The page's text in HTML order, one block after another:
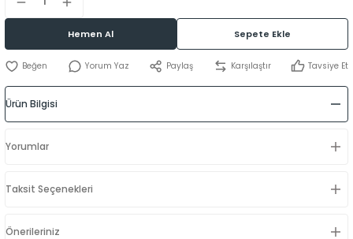
Hemen Al Sepete Ekle
Yorum Yaz Paylaş Karşılaştır Tavsiye Et
Ürün Bilgisi
Yorumlar
Taksit Seçenekleri
Önerileriniz